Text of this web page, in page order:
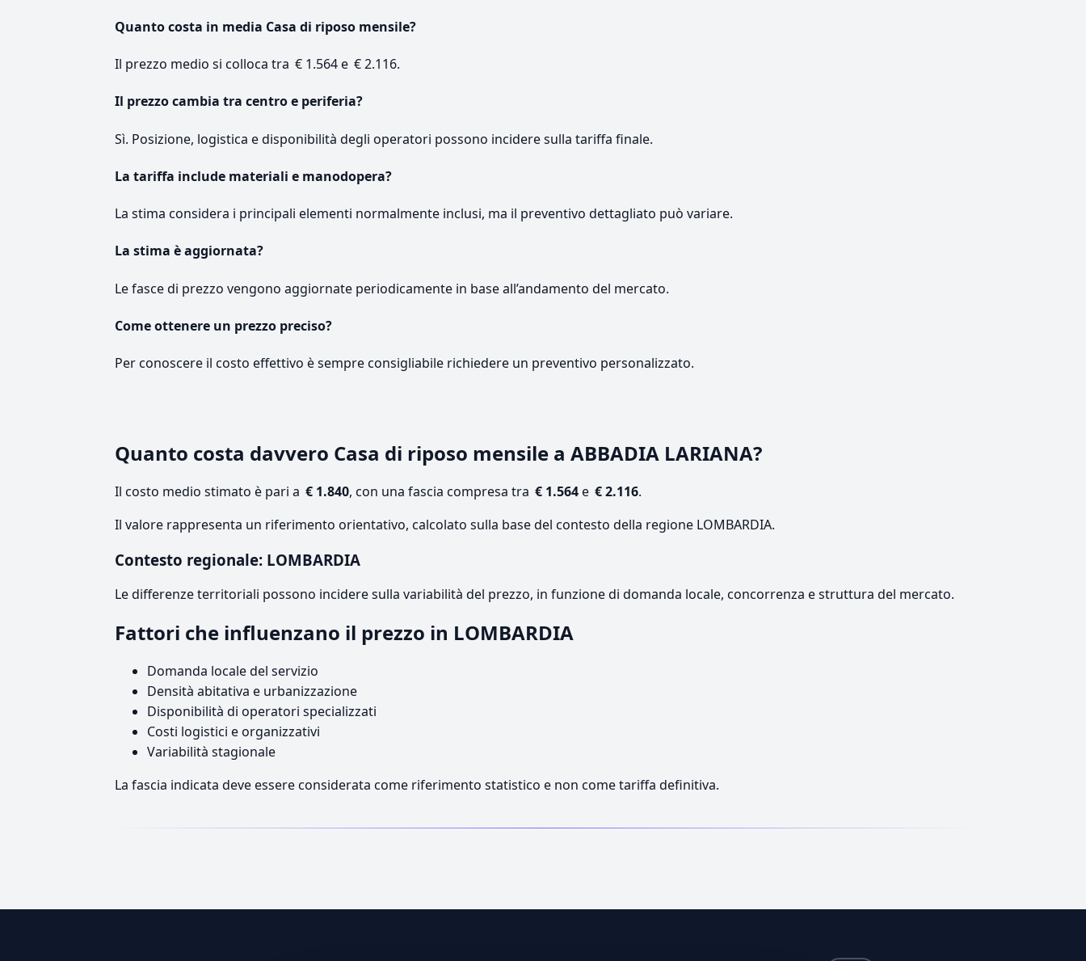
Quanto costa in media Casa di riposo mensile?
Il prezzo medio si colloca tra € 1.564 e € 2.116.
Il prezzo cambia tra centro e periferia?
Sì. Posizione, logistica e disponibilità degli operatori possono incidere sulla tariffa finale.
La tariffa include materiali e manodopera?
La stima considera i principali elementi normalmente inclusi, ma il preventivo dettagliato può variare.
La stima è aggiornata?
Le fasce di prezzo vengono aggiornate periodicamente in base all’andamento del mercato.
Come ottenere un prezzo preciso?
Per conoscere il costo effettivo è sempre consigliabile richiedere un preventivo personalizzato.
Quanto costa davvero Casa di riposo mensile a ABBADIA LARIANA?
Il costo medio stimato è pari a € 1.840, con una fascia compresa tra € 1.564e € 2.116.
Il valore rappresenta un riferimento orientativo, calcolato sulla base del contesto della regione LOMBARDIA.
Contesto regionale: LOMBARDIA
Le differenze territoriali possono incidere sulla variabilità del prezzo, in funzione di domanda locale, concorrenza e struttura del mercato.
Fattori che influenzano il prezzo in LOMBARDIA
Domanda locale del servizio
Densità abitativa e urbanizzazione
Disponibilità di operatori specializzati
Costi logistici e organizzativi
Variabilità stagionale
La fascia indicata deve essere considerata come riferimento statistico e non come tariffa definitiva.